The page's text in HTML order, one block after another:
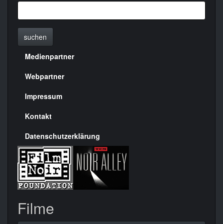
suchen
Menülinks
rechte
Seite
Medienpartner
Webpartner
Impressum
Kontakt
Datenschutzerklärung
Filme